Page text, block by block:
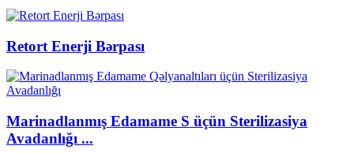
Retort Enerji Bərpası
Marinadlanmış Edamame S üçün Sterilizasiya
Avadanlığı ...